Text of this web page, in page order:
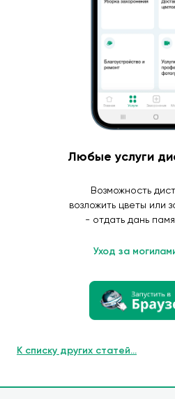
Любые услуги
Возможность
возложить цветы или
- отдать дань
Уход за
К списку других статей...